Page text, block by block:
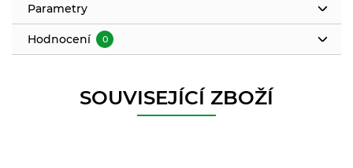
Parametry
Hodnocení 0
SOUVISEJÍCÍ ZBOŽÍ